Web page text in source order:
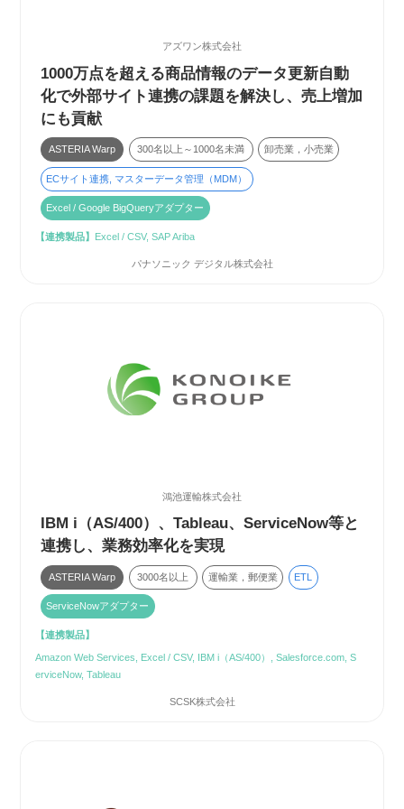
アズワン株式会社
1000万点を超える商品情報のデータ更新自動
化で外部サイト連携の課題を解決し、売上増加
にも貢献
ASTERIA Warp 300名以上～1000名未満 卸売業，小売業
ECサイト連携, マスターデータ管理（MDM）
Excel / Google BigQueryアダプター
【連携製品】 Excel / CSV, SAP Ariba
パナソニック デジタル株式会社
鴻池運輸株式会社
IBM i（AS/400）、Tableau、ServiceNow等と
連携し、業務効率化を実現
ASTERIA Warp 3000名以上 運輸業，郵便業 ETL
ServiceNowアダプター
【連携製品】
Amazon Web Services, Excel / CSV, IBM i（AS/400）, Salesforce.com, S
erviceNow, Tableau
SCSK株式会社